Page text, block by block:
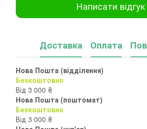
Написати відгук
Доставка Оплата
Нова Пошта (відділення)
Безкоштовно
Від 3 000 ₴
Нова Пошта (поштомат)
Безкоштовно
Від 3 000 ₴